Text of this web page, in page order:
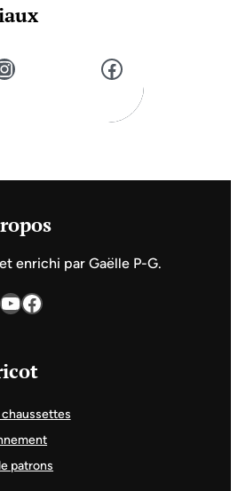
Facebook
enrichi par Gaëlle P-G.
Facebook
patrons